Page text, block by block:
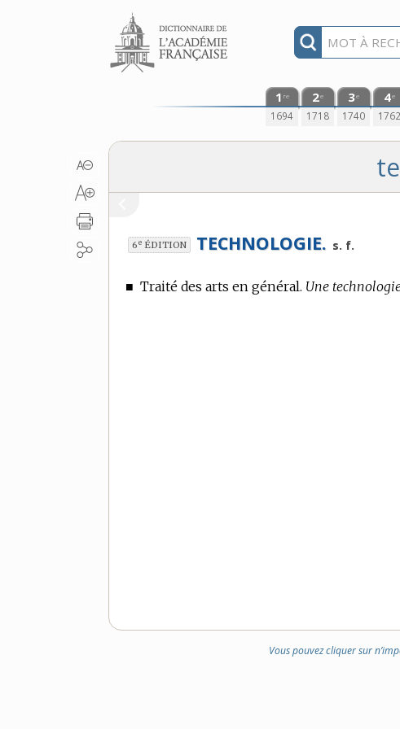
Aller au contenu
1 re
1694
2e
1718
3e
1740
4e
1762
6e ÉDITION TECHNOLOGIE. s. f.
■ Traité des arts en général. Une
Vous pouvez cliquer sur